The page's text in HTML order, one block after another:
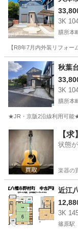
3K
膳所本
【R8年7月内外装リフォ
滋賀 大津市 膳所
秋葉
3K
膳所本
★JR・京阪2沿線利用可能
滋賀 大津市 膳所
【
状態
楽器の
近江
3K
篠原駅